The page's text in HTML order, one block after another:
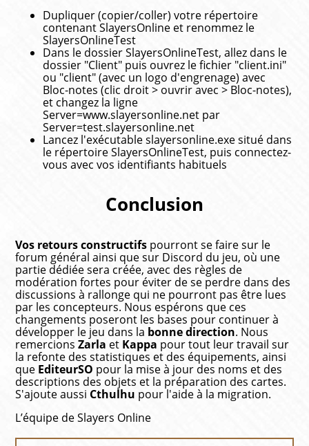
Dupliquer (copier/coller) votre répertoire
contenant SlayersOnline et renommez le
SlayersOnlineTest
Dans le dossier SlayersOnlineTest, allez dans le
dossier "Client" puis ouvrez le fichier "client.ini"
ou "client" (avec un logo d'engrenage) avec
Bloc-notes (clic droit > ouvrir avec > Bloc-notes),
et changez la ligne
Server=www.slayersonline.net par
Server=test.slayersonline.net
Lancez l'exécutable slayersonline.exe situé dans
le répertoire SlayersOnlineTest, puis connectez-
vous avec vos identifiants habituels
Conclusion
Vos retours constructifs pourront se faire sur le
forum général ainsi que sur Discord du jeu, où une
partie dédiée sera créée, avec des règles de
modération fortes pour éviter de se perdre dans des
discussions à rallonge qui ne pourront pas être lues
par les concepteurs. Nous espérons que ces
changements poseront les bases pour continuer à
développer le jeu dans la bonne direction. Nous
remercionsZarla et Kappa pour tout leur travail sur
la refonte des statistiques et des équipements, ainsi
que EditeurSO pour la mise à jour des noms et des
descriptions des objets et la préparation des cartes.
S'ajoute aussi Cthulhu pour l'aide à la migration.
L’équipe de Slayers Online